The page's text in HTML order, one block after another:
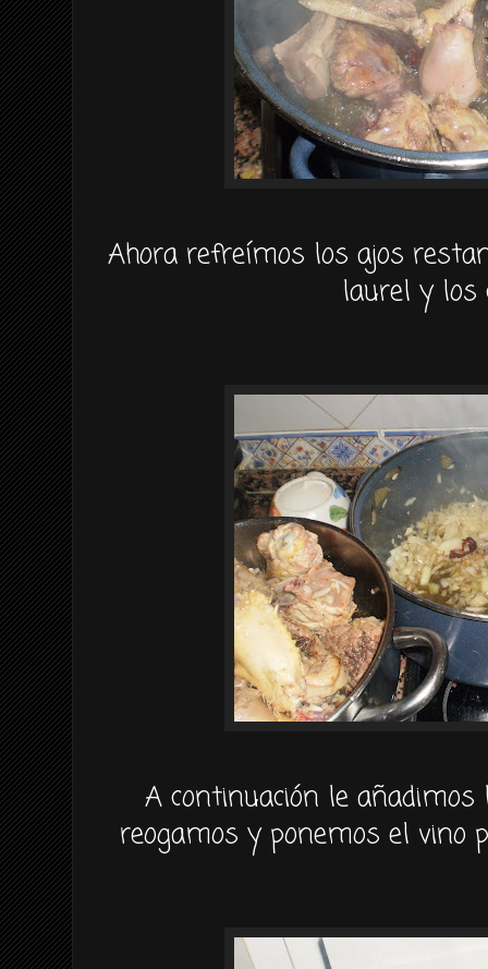
Ahora refreímos los ajos
laurel y los
A continuación le
reogamos y ponemos el vino